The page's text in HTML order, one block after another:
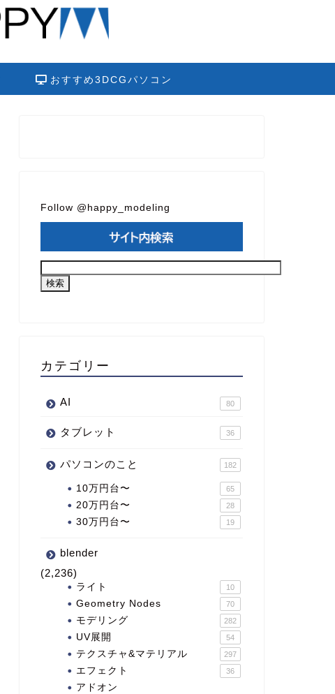
おすすめ3DCGパソコン
Follow @happy_modeling
カテゴリー
AI 80
タブレット 36
パソコンのこと 182
10万円台〜 65
20万円台〜 28
30万円台〜 19
blender
(2,236)
ライト 10
Geometry Nodes 70
モデリング 282
UV展開 54
テクスチャ&マテリアル 297
エフェクト 36
アドオン